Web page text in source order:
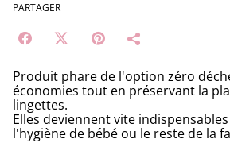
PARTAGER
Produit phare de l'option zéro
économies tout en préservant la
lingettes.
Elles deviennent vite
l'hygiène de bébé ou le reste de la